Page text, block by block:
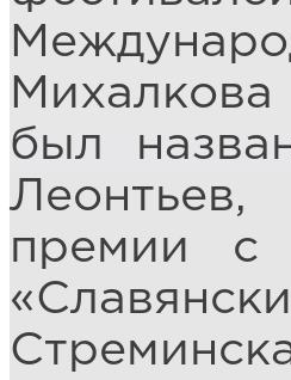
был
премии с